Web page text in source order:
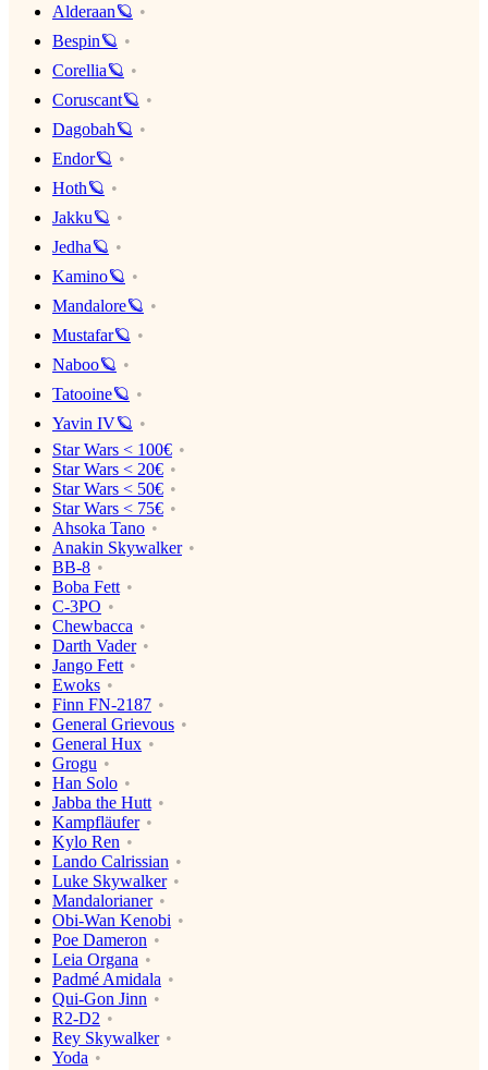
Alderaan🪐
Bespin🪐
Corellia🪐
Coruscant🪐
Dagobah🪐
Endor🪐
Hoth🪐
Jakku🪐
Jedha🪐
Kamino🪐
Mandalore🪐
Mustafar🪐
Naboo🪐
Tatooine🪐
Yavin IV🪐
Star Wars < 100€
Star Wars < 20€
Star Wars < 50€
Star Wars < 75€
Ahsoka Tano
Anakin Skywalker
BB-8
Boba Fett
C-3PO
Chewbacca
Darth Vader
Jango Fett
Ewoks
Finn FN-2187
General Grievous
General Hux
Grogu
Han Solo
Jabba the Hutt
Kampfläufer
Kylo Ren
Lando Calrissian
Luke Skywalker
Mandalorianer
Obi-Wan Kenobi
Poe Dameron
Leia Organa
Padmé Amidala
Qui-Gon Jinn
R2-D2
Rey Skywalker
Yoda